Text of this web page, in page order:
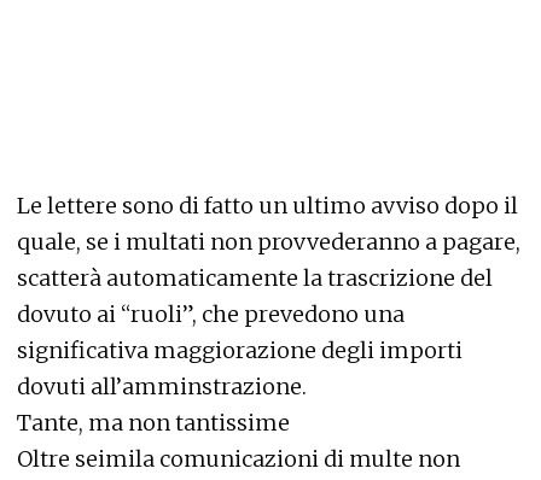
Le lettere sono di fatto un ultimo avviso dopo il
quale, se i multati non provvederanno a pagare,
scatterà automaticamente la trascrizione del
dovuto ai “ruoli”, che prevedono una
significativa maggiorazione degli importi
dovuti all’amminstrazione.
Tante, ma non tantissime
Oltre seimila comunicazioni di multe non